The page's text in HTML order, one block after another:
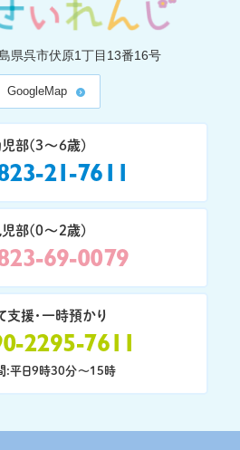
県呉市伏原1丁目13番16号
GoogleMap
部(3〜6歳)
21-7611
部(0〜2歳)
69-0079
支援・一時預かり
2295-7611
:平日9時30分〜15時